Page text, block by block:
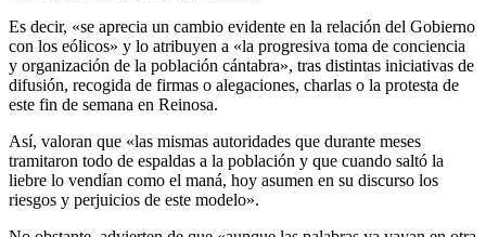
Es decir, «se aprecia un cambio evidente en la relación del Gobierno
con los eólicos» y lo atribuyen a «la progresiva toma de conciencia
y organización de la población cántabra», tras distintas iniciativas de
difusión, recogida de firmas o alegaciones, charlas o la protesta de
este fin de semana en Reinosa.
Así, valoran que «las mismas autoridades que durante meses
tramitaron todo de espaldas a la población y que cuando saltó la
liebre lo vendían como el maná, hoy asumen en su discurso los
riesgos y perjuicios de este modelo».